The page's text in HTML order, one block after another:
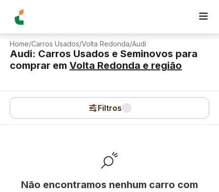
Home/Carros Usados/Volta Redonda/Audi
Audi: Carros Usados e Seminovos para
comprar em Volta Redonda e região
Filtros
Não encontramos nenhum carro com